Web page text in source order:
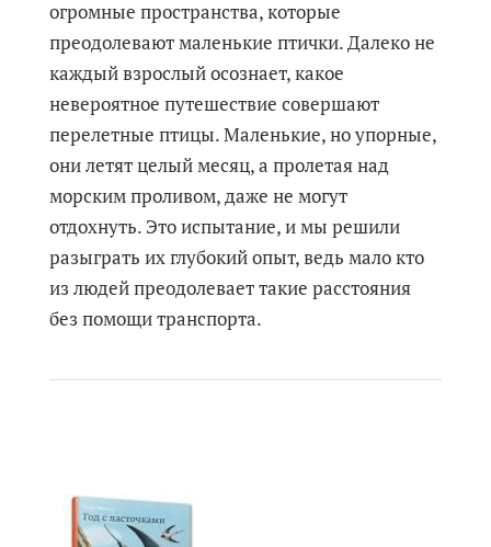
огромные пространства, которые
преодолевают маленькие птички. Далеко не
каждый взрослый осознает, какое
невероятное путешествие совершают
перелетные птицы. Маленькие, но упорные,
они летят целый месяц, а пролетая над
морским проливом, даже не могут
отдохнуть. Это испытание, и мы решили
разыграть их глубокий опыт, ведь мало кто
из людей преодолевает такие расстояния
без помощи транспорта.